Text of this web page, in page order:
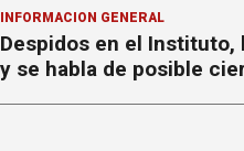
INFORMACION GENERAL
Despidos en el Instituto,
y se habla de posible